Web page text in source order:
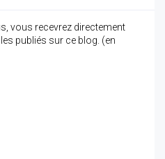
vous recevrez directement
publiés sur ce blog. (en